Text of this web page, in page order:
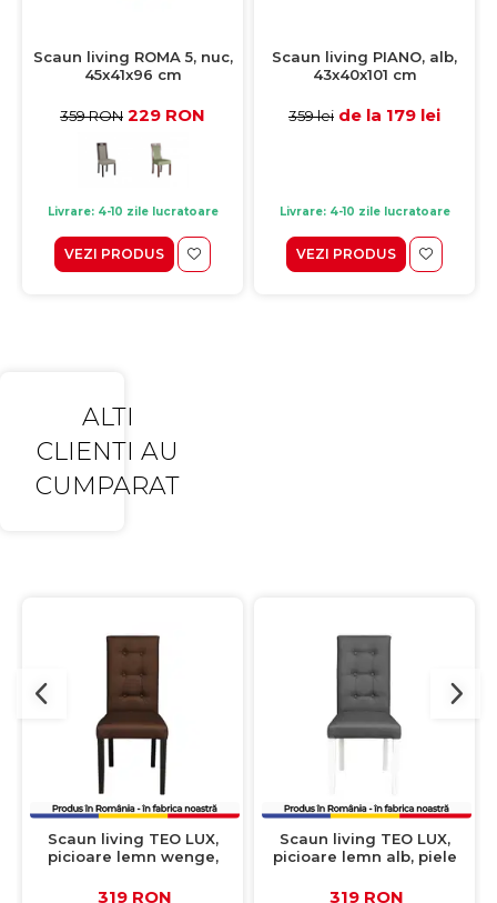
Scaun living ROMA 5, nuc,
45x41x96 cm
359 RON 229 RON
Livrare: 4-10 zile lucratoare
VEZI PRODUS
Scaun living PIANO, alb,
43x40x101 cm
359 lei de la 179 lei
Livrare: 4-10 zile lucratoare
VEZI PRODUS
ALTI
CLIENTI AU
CUMPARAT
Scaun living TEO LUX,
picioare lemn wenge,
deschis, 46x60x98 cm
319 RON
Scaun living TEO LUX,
picioare lemn alb, piele
cm
319 RON